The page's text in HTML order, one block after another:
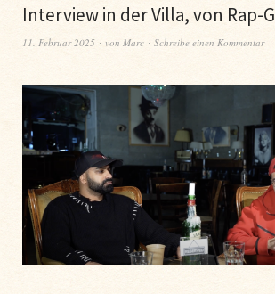
Interview in der Villa, von Rap-G
11. Februar 2025 von Marc Schreibe einen Kommentar